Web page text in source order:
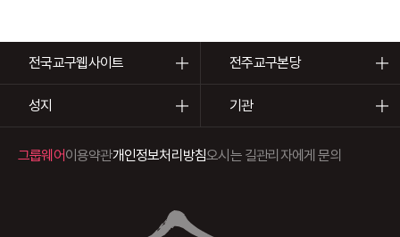
전국교구웹사이트 전주교구본당
성지 기관
그룹웨어이용약관개인정보처리방침오시는 길관리자에게 문의